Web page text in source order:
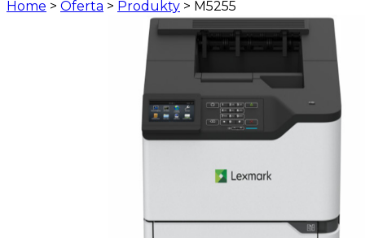
Home > Oferta > Produkty > M5255